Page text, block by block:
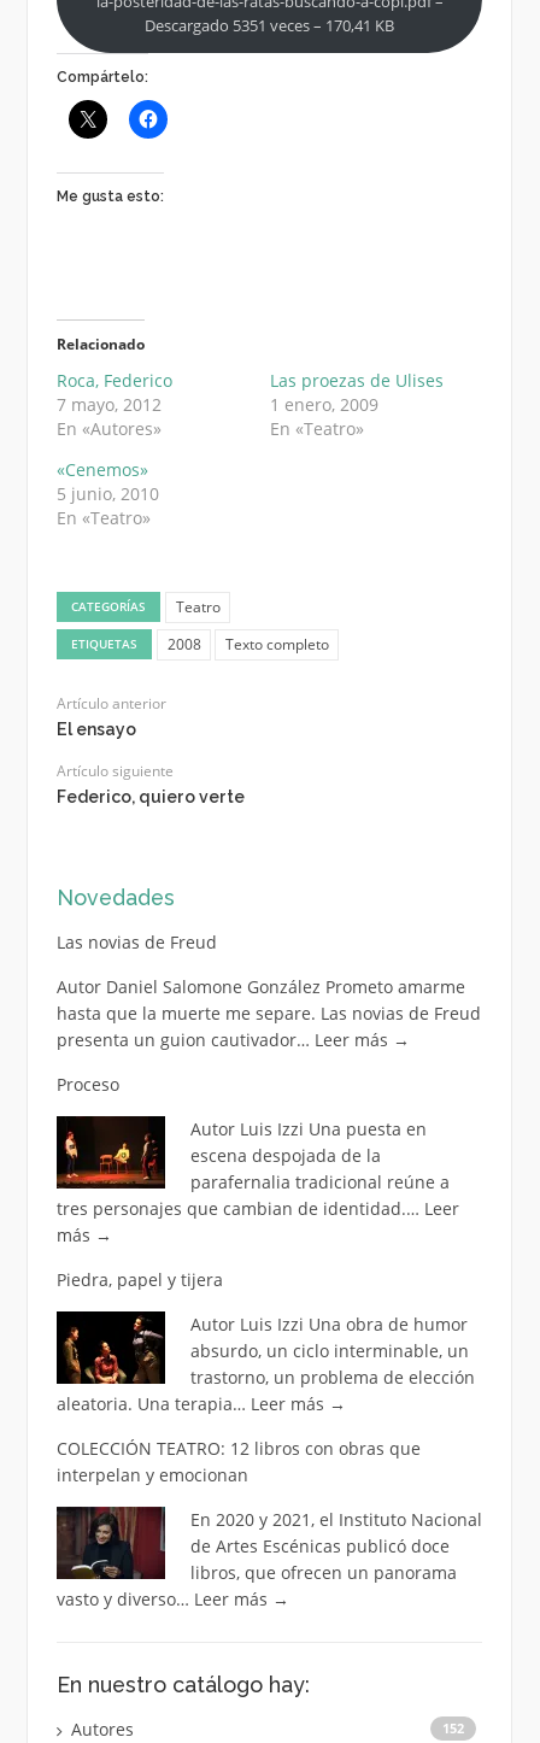
Descargado 5351 veces – 170,41 KB
Compártelo:
Me gusta esto:
Relacionado
Roca, Federico
7 mayo, 2012
En «Autores»
Las proezas de Ulises
1 enero, 2009
En «Teatro»
«Cenemos»
5 junio, 2010
En «Teatro»
CATEGORÍAS Teatro
ETIQUETAS 2008 Texto completo
Artículo anterior
El ensayo
Artículo siguiente
Federico, quiero verte
Novedades
Las novias de Freud
Autor Daniel Salomone González Prometo amarme
hasta que la muerte me separe. Las novias de Freud
presenta un guion cautivador… Leer más →
Proceso
Autor Luis Izzi Una puesta en
escena despojada de la
parafernalia tradicional reúne a
tres personajes que cambian de identidad.… Leer
más →
Piedra, papel y tijera
Autor Luis Izzi Una obra de humor
absurdo, un ciclo interminable, un
trastorno, un problema de elección
aleatoria. Una terapia… Leer más →
COLECCIÓN TEATRO: 12 libros con obras que
interpelan y emocionan
En 2020 y 2021, el Instituto Nacional
de Artes Escénicas publicó doce
libros, que ofrecen un panorama
vasto y diverso… Leer más →
En nuestro catálogo hay:
Autores 152